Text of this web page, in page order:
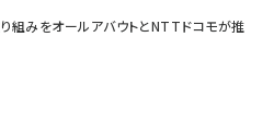
組みをオールアバウトとNTTドコモが推